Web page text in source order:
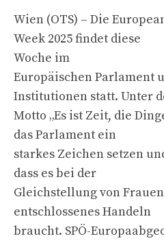
Wien (OTS) – Die
Week 2025 findet diese
Woche im
Europäischen Parlament
Institutionen statt. Unter
Motto „Es ist Zeit, die
das Parlament ein
starkes Zeichen setzen
dass es bei der
Gleichstellung von
entschlossenes Handeln
braucht. SPÖ-